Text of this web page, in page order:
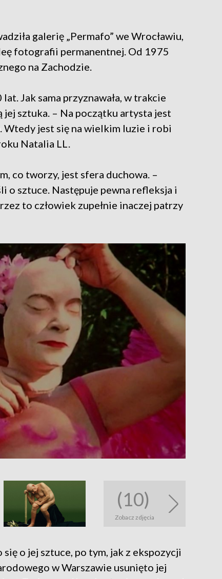
galerię „Permafo” we Wrocławiu,
fotografii permanentnej. Od 1975
na Zachodzie.
Jak sama przyznawała, w trakcie
jej sztuka. – Na początku artysta jest
Wtedy jest się na wielkim luzie i robi
Natalia LL.
co tworzy, jest sfera duchowa. –
o sztuce. Następuje pewna refleksja i
to człowiek zupełnie inaczej patrzy
(10)
Zobacz zdjęcia
o jej sztuce, po tym, jak z ekspozycji
w Warszawie usunięto jej